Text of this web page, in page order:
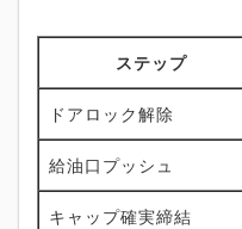
ステップ
ドアロック解除
給油口プッシュ
キャップ確実締結